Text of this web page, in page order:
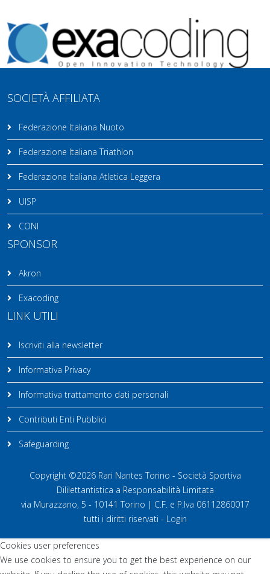
SOCIETÀ AFFILIATA
Federazione Italiana Nuoto
Federazione Italiana Triathlon
Federazione Italiana Atletica Leggera
UISP
CONI
SPONSOR
Akron
Exacoding
LINK UTILI
Iscriviti alla newsletter
Informativa Privacy
Informativa trattamento dati personali
Contributi Enti Pubblici
Safeguarding
Copyright ©2026 Rari Nantes Torino - Società Sportiva
Dililettantistica a Responsabilità Limitata
via Murazzano, 5 - 10141 Torino | C.F. e P.Iva 06112860017
tutti i diritti riservati - Login
Cookies user preferences
We use cookies to ensure you to get the best experience on our